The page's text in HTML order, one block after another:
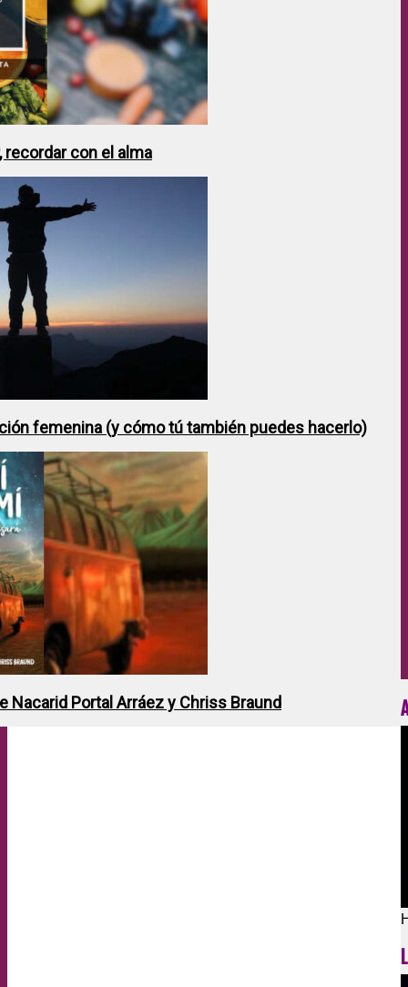
recordar con el alma
femenina (y cómo tú también puedes hacerlo)
Nacarid Portal Arráez y Chriss Braund